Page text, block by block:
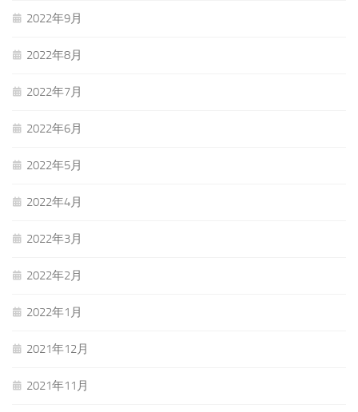
2022年9月
2022年8月
2022年7月
2022年6月
2022年5月
2022年4月
2022年3月
2022年2月
2022年1月
2021年12月
2021年11月